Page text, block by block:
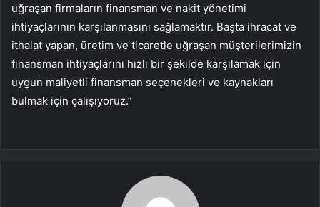
uğraşan firmaların finansman ve nakit yönetimi
ihtiyaçlarının karşılanmasını sağlamaktır. Başta ihracat ve
ithalat yapan, üretim ve ticaretle uğraşan müşterilerimizin
finansman ihtiyaçlarını hızlı bir şekilde karşılamak için
uygun maliyetli finansman seçenekleri ve kaynakları
bulmak için çalışıyoruz.”